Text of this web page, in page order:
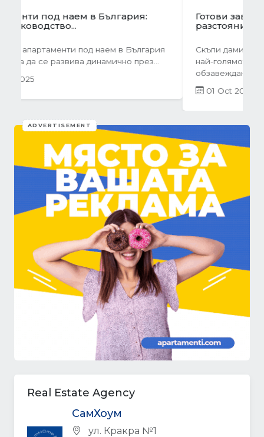
Готови завеси за хол на една ръка
разстояние
Скъпи дами, нека си признаем, че понякога
най-голямото предизвикателство в
ADVERTISEMENT
Real Estate Agency
СамХоум
ул. Кракра №1